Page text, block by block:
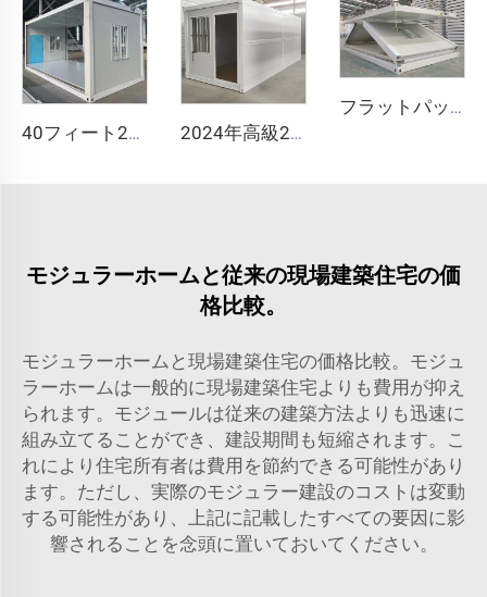
40フィート20フィートの移動可能な折りたたみ式住宅プレハブ折りたたみ式ルームコンテナハウス折りたたみ式収納ボックス折りたたみ式住宅販売 2024年高級20フィートプレハブ折りたたみコンテナハウス プレハブ住宅 折りたたみコンテナハウス販売中
フラットパック 予製 高速折りたたみ式 ポータブル モジュラー 20ft 40ft 折りたたみ式モバイルコンテナ ティニーハウス ホーム
モジュラーホームと従来の現場建築住宅の価
格比較。
モジュラーホームと現場建築住宅の価格比較。モジュ
ラーホームは一般的に現場建築住宅よりも費用が抑え
られます。モジュールは従来の建築方法よりも迅速に
組み立てることができ、建設期間も短縮されます。こ
れにより住宅所有者は費用を節約できる可能性があり
ます。ただし、実際のモジュラー建設のコストは変動
する可能性があり、上記に記載したすべての要因に影
響されることを念頭に置いておいてください。